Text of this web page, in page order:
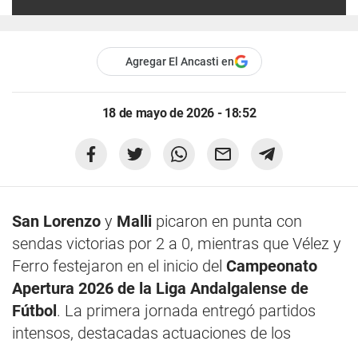
Agregar El Ancasti en
18 de mayo de 2026 - 18:52
San Lorenzo y Malli picaron en punta con
sendas victorias por 2 a 0, mientras que Vélez y
Ferro festejaron en el inicio del Campeonato
Apertura 2026 de la Liga Andalgalense de
Fútbol . La primera jornada entregó partidos
intensos, destacadas actuaciones de los